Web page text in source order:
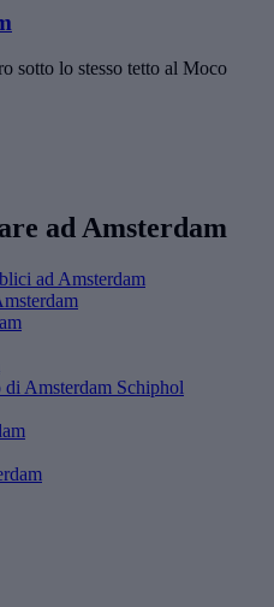
sotto lo stesso tetto al Moco
ad Amsterdam
ad Amsterdam
Amsterdam Schiphol